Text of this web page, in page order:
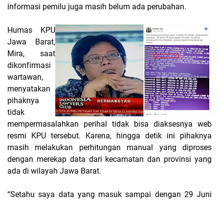
informasi pemilu juga masih belum ada perubahan.
Humas KPU
Jawa Barat,
Mira, saat
dikonfirmasi
wartawan,
menyatakan
pihaknya
tidak
mempermasalahkan perihal tidak bisa diaksesnya web
resmi KPU tersebut. Karena, hingga detik ini pihaknya
masih melakukan perhitungan manual yang diproses
dengan merekap data dari kecamatan dan provinsi yang
ada di wilayah Jawa Barat.
“Setahu saya data yang masuk sampai dengan 29 Juni